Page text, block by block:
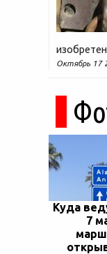
Октябрь 17
Куда
7